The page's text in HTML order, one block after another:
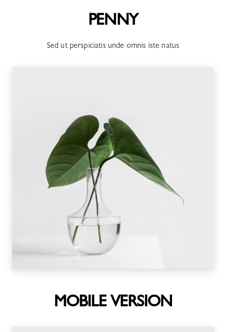
PENNY
Sed ut perspiciatis unde omnis iste natus
MOBILE VERSION